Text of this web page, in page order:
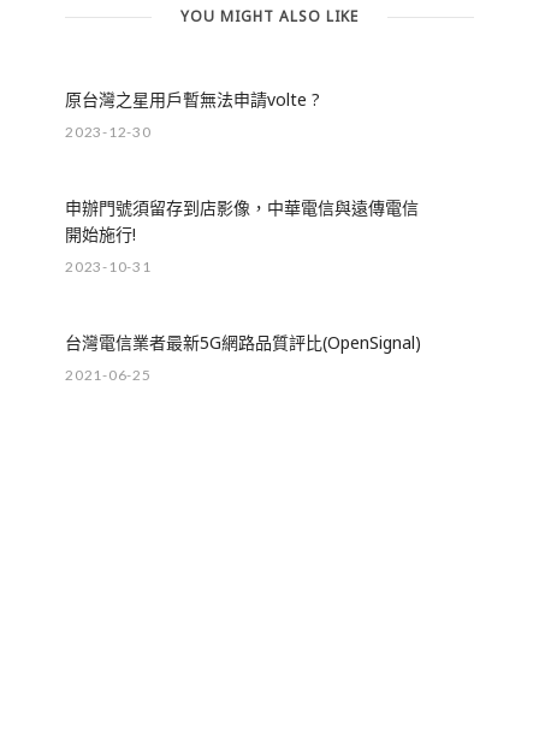
YOU MIGHT ALSO LIKE
原台灣之星用戶暫無法申請volte ?
2023-12-30
申辦門號須留存到店影像，中華電信與遠傳電信
開始施行!
2023-10-31
台灣電信業者最新5G網路品質評比(OpenSignal)
2021-06-25